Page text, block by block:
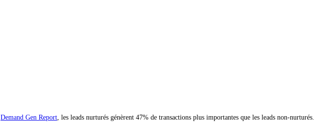
Demand Gen Report, les leads nurturés génèrent 47% de transactions plus importantes que les leads non-nurturés.